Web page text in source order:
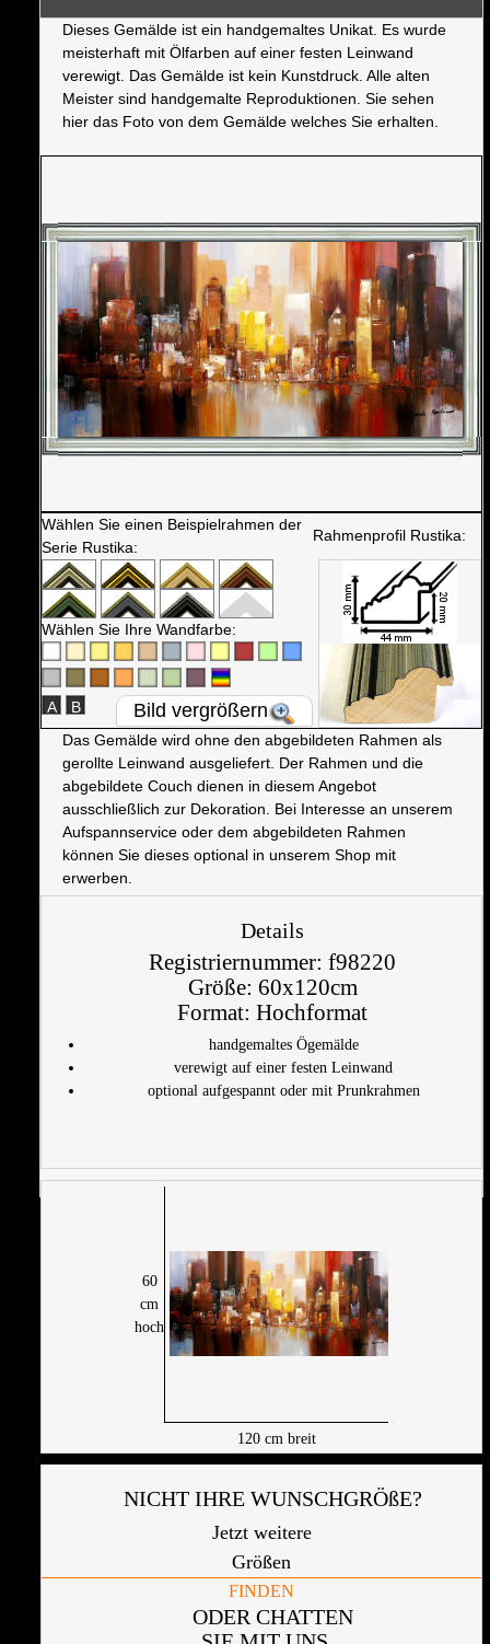
Dieses Gemälde ist ein handgemaltes Unikat. Es wurde
meisterhaft mit Ölfarben auf einer festen Leinwand
verewigt. Das Gemälde ist kein Kunstdruck. Alle alten
Meister sind handgemalte Reproduktionen. Sie sehen
hier das Foto von dem Gemälde welches Sie erhalten.
Wählen Sie einen Beispielrahmen der
Serie Rustika:
Rahmenprofil Rustika:
Wählen Sie Ihre Wandfarbe:
A B Bild vergrößern
Das Gemälde wird ohne den abgebildeten Rahmen als
gerollte Leinwand ausgeliefert. Der Rahmen und die
abgebildete Couch dienen in diesem Angebot
ausschließlich zur Dekoration. Bei Interesse an unserem
Aufspannservice oder dem abgebildeten Rahmen
können Sie dieses optional in unserem Shop mit
erwerben.
Details
Registriernummer: f98220
Größe: 60x120cm
Format: Hochformat
handgemaltes Ögemälde
verewigt auf einer festen Leinwand
optional aufgespannt oder mit Prunkrahmen
60
cm
hoch
120cm breit
NICHT IHRE WUNSCHGRÖßE?
Jetzt weitere
Größen
FINDEN
ODER CHATTEN